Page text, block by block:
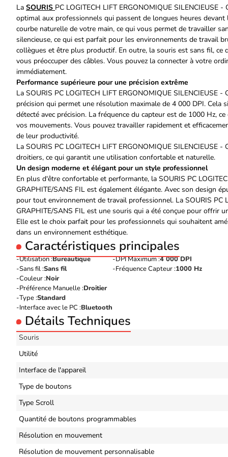
La SOURIS PC LOGITECH LIFT ERGONOMIQUE
optimal aux professionnels qui passent de longues heures
courbe naturelle de votre main, ce qui vous permet de travailler
silencieuse, ce qui est parfait pour les environnements de travail
collègues et être plus productif. En outre, la souris est sans fil,
vous préoccuper des câbles. Vous pouvez la connecter à votre
immédiatement.
Performance supérieure pour une précision extrême
La SOURIS PC LOGITECH LIFT ERGONOMIQUE SILENCIEUSE
précision qui permet une résolution maximale de 4 000 DPI. Cela
détecté avec précision. La fréquence du capteur est de 1000 Hz,
vos mouvements. Vous pouvez travailler rapidement et
de leur productivité.
La SOURIS PC LOGITECH LIFT ERGONOMIQUE SILENCIEUSE
droitiers, ce qui garantit une utilisation confortable et naturelle.
Un design moderne et élégant pour un style professionnel
En plus d'être confortable et performante, la SOURIS PC
GRAPHITE/SANS FIL est également élégante. Avec son design
pour tout environnement de travail professionnel. La SOURIS PC
GRAPHITE/SANS FIL est une souris qui a été conçue pour offrir
Elle est le choix parfait pour les professionnels qui souhaitent
dans un environnement esthétique.
Caractéristiques principales
Utilisation :Bureautique
Sans fil :Sans fil
Couleur :Noir
Préférence Manuelle :Droitier
Type :Standard
Interface avec le PC :Bluetooth
DPI Maximum :4 000 DPI
Fréquence Capteur :1000 Hz
Détails Techniques
Souris
Utilité
Interface de l'appareil
Type de boutons
Type Scroll
Quantité de boutons programmables
Résolution en mouvement
Résolution de mouvement personnalisable